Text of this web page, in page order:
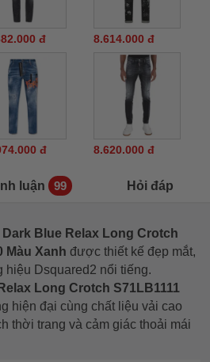
đ 8.614.000 đ
đ 8.620.000 đ
luận 99 Hỏi đáp
Blue Relax Long Crotch
Màu Xanh được thiết kế đẹp mắt,
Dsquared2 nổi tiếng.
Long Crotch S71LB1111
hiện đại cùng chất liệu vải cao
thời trang và cảm giác thoải mái